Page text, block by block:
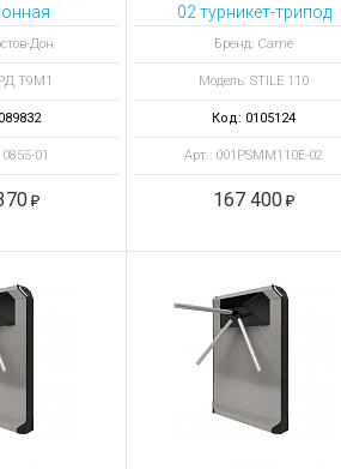
Т9М1 IP
Дон
Т9М1
01
02 турникет-трипод
электромеханический
STILE 110 антипаника
Бренд: Came
Модель: STILE 110
Код: 0105124
Арт.: 001PSMM110E-02
167 400